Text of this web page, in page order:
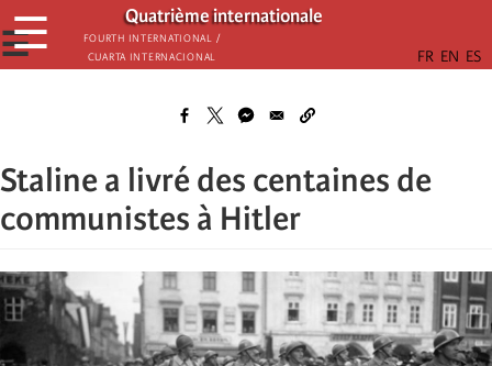
Passar
para
o
Quatrième internationale
Fourth International /
Cuarta Internacional
☰
☰
Staline a livré des centaines de
communistes à Hitler